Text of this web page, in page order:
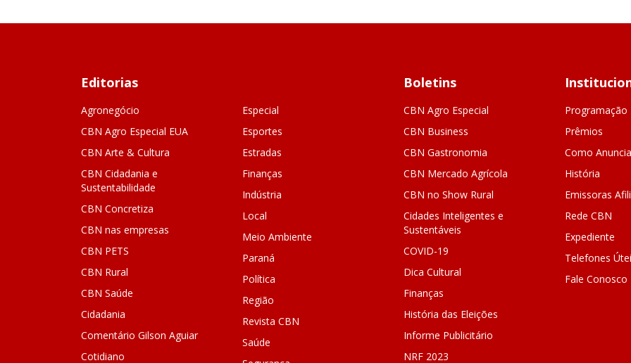
Editorias
Agronegócio
CBN Agro Especial EUA
CBN Arte & Cultura
CBN Cidadania e
Sustentabilidade
CBN Concretiza
CBN nas empresas
CBN PETS
CBN Rural
CBN Saúde
Cidadania
Comentário Gilson Aguiar
Cotidiano
Especial
Esportes
Estradas
Finanças
Indústria
Local
Meio Ambiente
Paraná
Política
Região
Revista CBN
Saúde
Boletins
CBN Agro Especial
CBN Business
CBN Gastronomia
CBN Mercado Agrícola
CBN no Show Rural
Cidades Inteligentes e
Sustentáveis
COVID-19
Dica Cultural
Finanças
História das Eleições
Informe Publicitário
NRF 2023
Programação
Prêmios
Como
História
Emissoras
Rede CBN
Expediente
Telefones
Fale Conosco